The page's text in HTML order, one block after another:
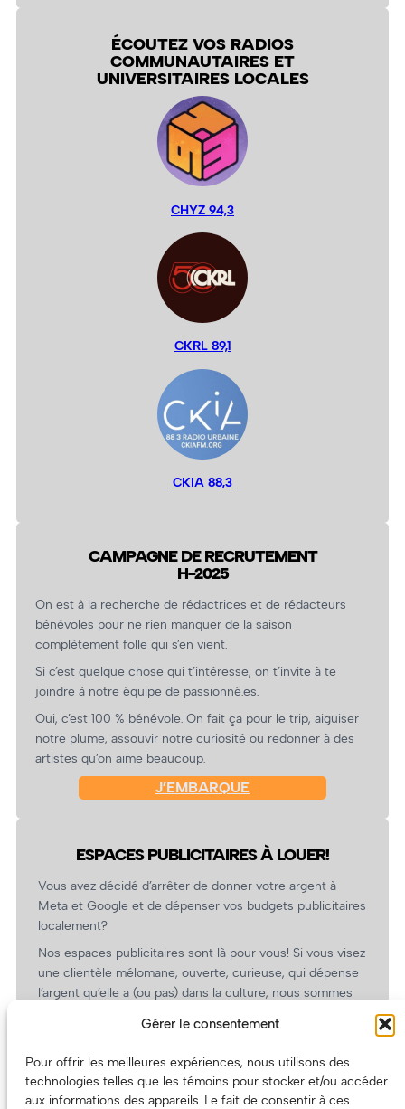
Gérer le consentement
Pour offrir les meilleures expériences, nous utilisons des
technologies telles que les témoins pour stocker et/ou accéder
aux informations des appareils. Le fait de consentir à ces
ÉCOUTEZ VOS RADIOS
COMMUNAUTAIRES ET
UNIVERSITAIRES LOCALES
CHYZ 94,3
CKRL 89,1
CKIA 88,3
CAMPAGNE DE RECRUTEMENT
H-2025
On est à la recherche de rédactrices et de rédacteurs
bénévoles pour ne rien manquer de la saison
complètement folle qui s’en vient.
Si c’est quelque chose qui t’intéresse, on t’invite à te
joindre à notre équipe de passionné.es.
Oui, c’est 100 % bénévole. On fait ça pour le trip, aiguiser
notre plume, assouvir notre curiosité ou redonner à des
artistes qu’on aime beaucoup.
J’EMBARQUE
ESPACES PUBLICITAIRES À LOUER!
Vous avez décidé d’arrêter de donner votre argent à
Meta et Google et de dépenser vos budgets publicitaires
localement?
Nos espaces publicitaires sont là pour vous! Si vous visez
une clientèle mélomane, ouverte, curieuse, qui dépense
l’argent qu’elle a (ou pas) dans la culture, nous sommes
revient.
(Oui, on va avoir des tarifs spéciaux pour vous, les